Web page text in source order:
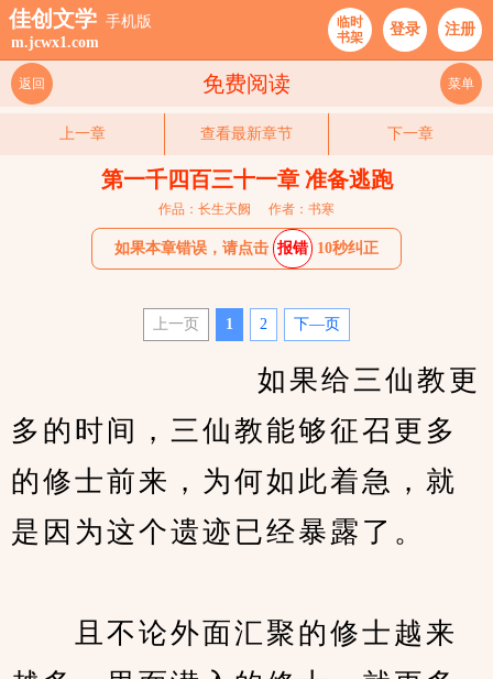
佳创文学 手机版
m.jcwx1.com
临时
书架
登录 注册
免费阅读
返回 菜单
上一章 查看最新章节 下一章
第一千四百三十一章 准备逃跑
作品：长生天阙 作者：书寒
如果本章错误，请点击 报错 10秒纠正
上一页 1 2 下—页
多的时间，三仙教能够征召更多
的修士前来，为何如此着急，就
是因为这个遗迹已经暴露了。
且不论外面汇聚的修士越来